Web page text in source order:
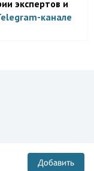
экспертов и
канале
Добавить